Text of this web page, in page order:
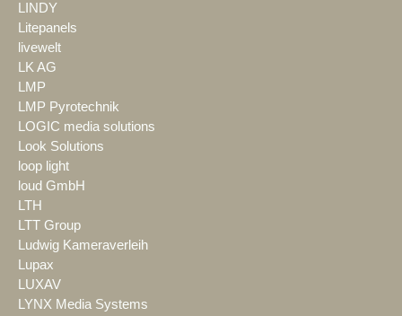
LINDY
Litepanels
livewelt
LK AG
LMP
LMP Pyrotechnik
LOGIC media solutions
Look Solutions
loop light
loud GmbH
LTH
LTT Group
Ludwig Kameraverleih
Lupax
LUXAV
LYNX Media Systems